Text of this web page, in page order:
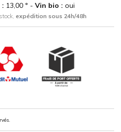
: 13,00 ° - Vin bio : oui
expédition sous 24h/48h